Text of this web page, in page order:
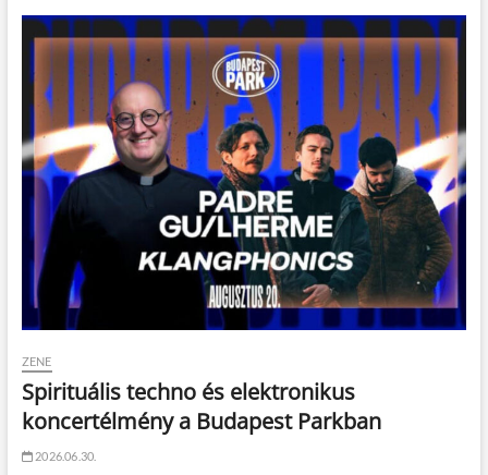
ZENE
Spirituális techno és elektronikus
koncertélmény a Budapest Parkban
2026.06.30.